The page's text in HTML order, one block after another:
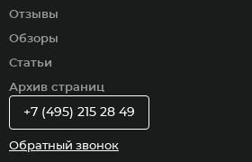
Отзывы
Обзоры
Статьи
Архив страниц
+7 (495) 215 28 49
Обратный звонок